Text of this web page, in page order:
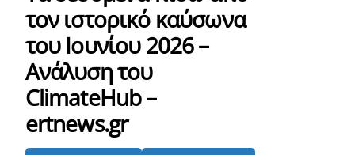
τον ιστορικό καύσωνα
του Ιουνίου 2026 –
Ανάλυση του
ClimateHub –
ertnews.gr